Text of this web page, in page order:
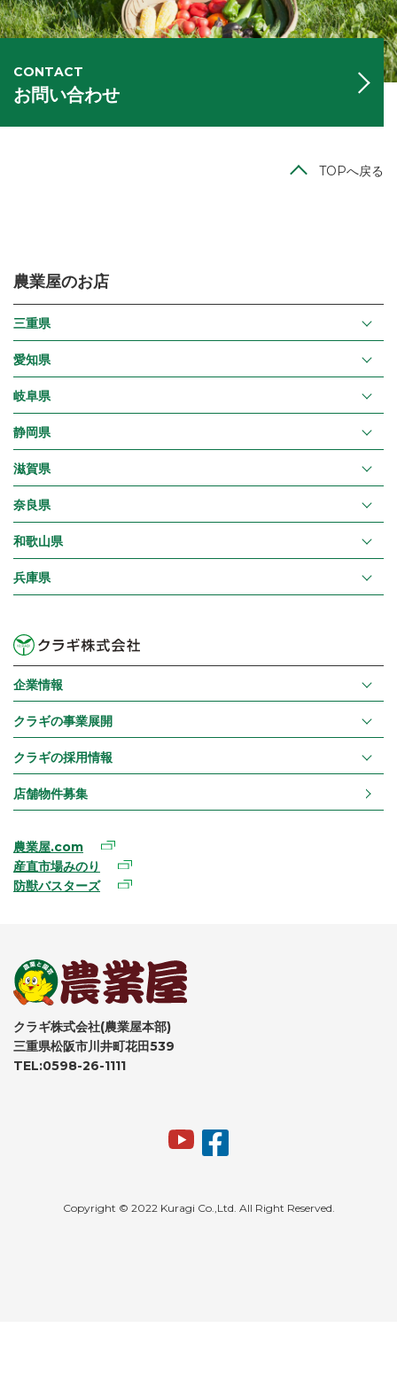
CONTACT
お問い合わせ
TOPへ戻る
農業屋のお店
三重県
愛知県
岐阜県
静岡県
滋賀県
奈良県
和歌山県
兵庫県
企業情報
クラギの事業展開
クラギの採用情報
店舗物件募集
農業屋.com
産直市場みのり
防獣バスターズ
クラギ株式会社(農業屋本部)
三重県松阪市川井町花田539
TEL:0598-26-1111
Copyright © 2022 Kuragi Co.,Ltd. All Right Reserved.